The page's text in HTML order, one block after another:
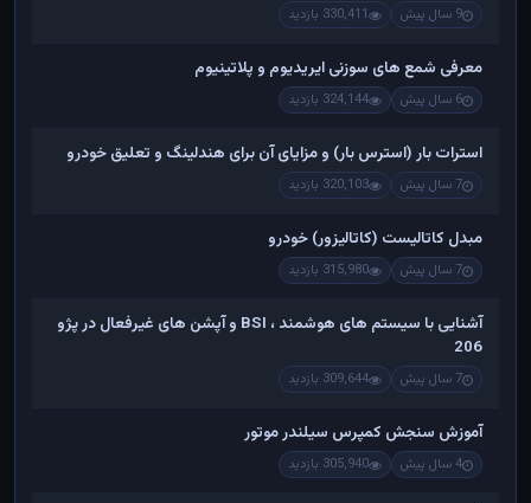
9 سال پیش 330,411 بازدید
معرفی شمع های سوزنی ایریدیوم و پلاتینیوم
6 سال پیش 324,144 بازدید
استرات بار (استرس بار) و مزایای آن برای هندلینگ و تعلیق خودرو
7 سال پیش 320,103 بازدید
مبدل کاتالیست (کاتالیزور) خودرو
7 سال پیش 315,980 بازدید
آشنایی با سیستم های هوشمند ، BSI و آپشن های غیرفعال در پژو
206
7 سال پیش 309,644 بازدید
آموزش سنجش کمپرس سیلندر موتور
4 سال پیش 305,940 بازدید